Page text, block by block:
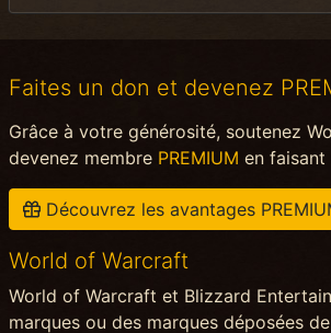
Faites un don et devenez
Grâce à votre générosité, soutenez
devenez membre PREMIUM en faisant
Découvrez les avantages
World of Warcraft
World of Warcraft et Blizzard
marques ou des marques déposées